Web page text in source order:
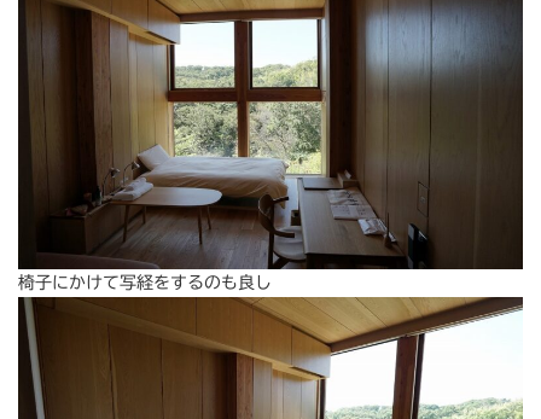
椅子にかけて写経をするのも良し